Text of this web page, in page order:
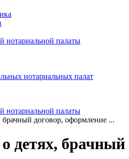
нотариальной палаты
нотариальных палат
нотариальной палаты
брачный договор, оформление ...
детях, брачный